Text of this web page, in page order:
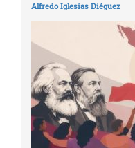
Alfredo Iglesias Diéguez